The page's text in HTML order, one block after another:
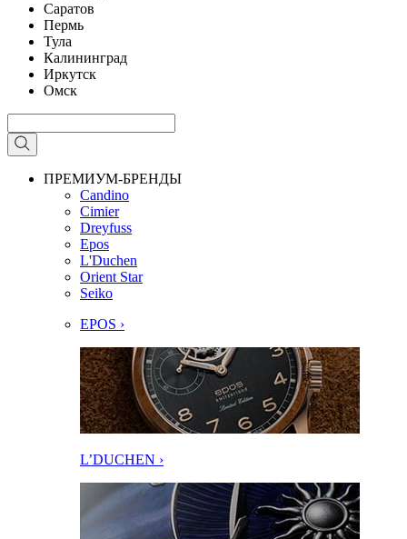
Саратов
Пермь
Тула
Калининград
Иркутск
Омск
ПРЕМИУМ-БРЕНДЫ
Candino
Cimier
Dreyfuss
Epos
L'Duchen
Orient Star
Seiko
EPOS ›
L’DUCHEN ›